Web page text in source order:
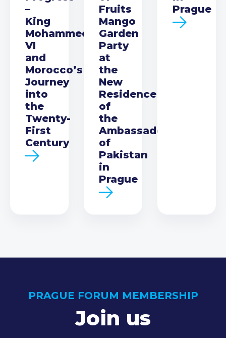
–
King
Mohammed
VI
and
Morocco’s
Journey
into
the
Twenty-
First
Century
Fruits
Mango
Garden
Party
at
the
New
Residence
of
the
Ambassador
of
Pakistan
in
Prague
Prague
PRAGUE FORUM MEMBERSHIP
Join us